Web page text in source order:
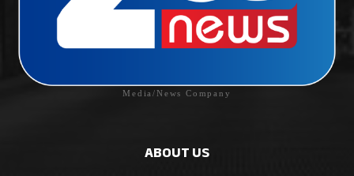
Media/News Company
ABOUT US